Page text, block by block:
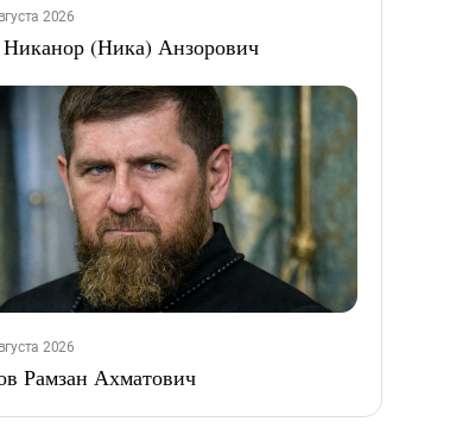
2026
(Ника) Анзорович
2026
Рамзан Ахматович